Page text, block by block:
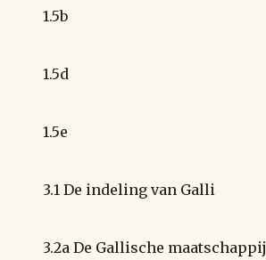
1.5b
1.5d
1.5e
3.1 De indeling van Galli
3.2a De Gallische maatschappij